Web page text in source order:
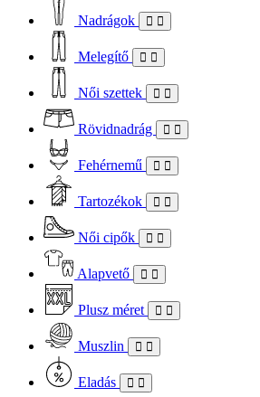
Nadrágok
Melegítő
Női szettek
Rövidnadrág
Fehérnemű
Tartozékok
Női cipők
Alapvető
Plusz méret
Muszlin
Eladás